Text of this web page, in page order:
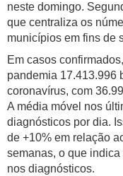
neste domingo.
que centraliza os
municípios em fins de
Em casos
pandemia 17.413.996
coronavírus, com
A média móvel nos
diagnósticos por dia.
de +10% em relação
semanas, o que
nos diagnósticos.